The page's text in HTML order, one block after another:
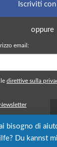
Iscriviti
oppure
email:
direttive sulla
bisogno di
Du kannst